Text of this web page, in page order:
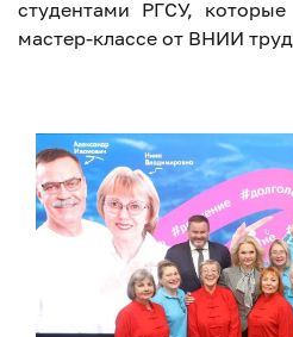
студентами РГСУ,
мастер-классе от ВНИИ